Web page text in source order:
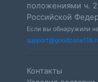
положениями ч. 2
Российской
Если вы обнаружили
Контакты